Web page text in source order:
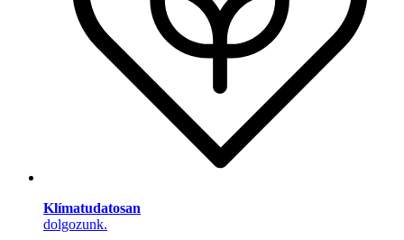
Klímatudatosan
dolgozunk.